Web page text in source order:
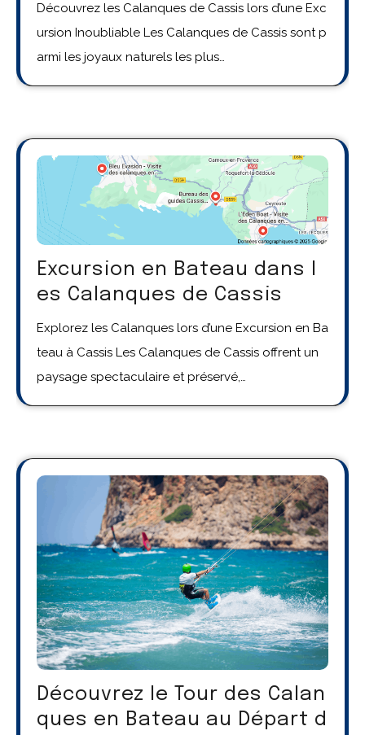
Découvrez les Calanques de Cassis lors d’une Exc
ursion Inoubliable Les Calanques de Cassis sont p
armi les joyaux naturels les plus…
Excursion en Bateau dans l
es Calanques de Cassis
Explorez les Calanques lors d’une Excursion en Ba
teau à Cassis Les Calanques de Cassis offrent un
paysage spectaculaire et préservé,…
Découvrez le Tour des Calan
ques en Bateau au Départ d